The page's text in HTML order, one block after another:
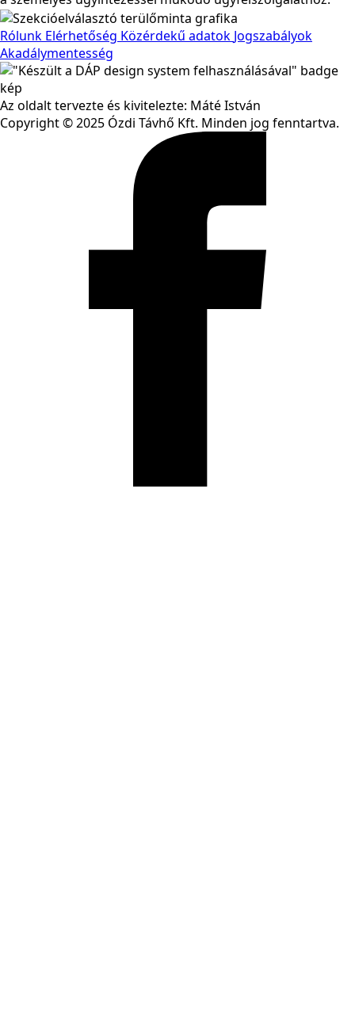
Rólunk Elérhetőség Közérdekű adatok Jogszabályok
Akadálymentesség
Az oldalt tervezte és kivitelezte: Máté István
Copyright © 2025 Ózdi Távhő Kft. Minden jog fenntartva.